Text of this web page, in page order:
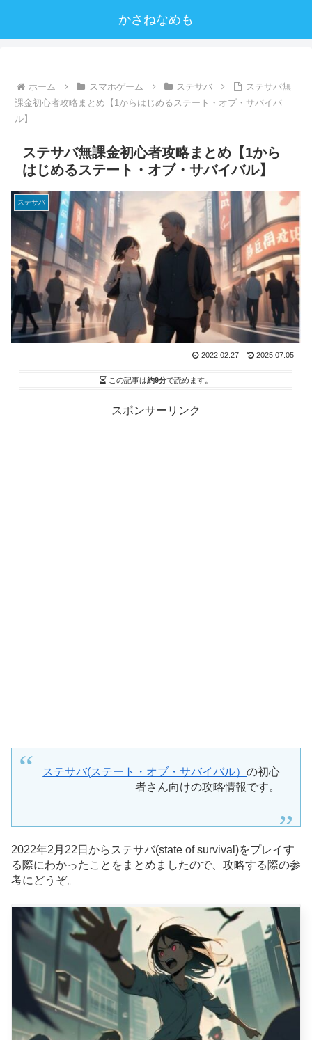
かさねなめも
ホーム スマホゲーム ステサバ
ステサバ無
課金初心者攻略まとめ【1からはじめるステート・オブ・サバイバ
ル】
ステサバ無課金初心者攻略まとめ【1から
はじめるステート・オブ・サバイバル】
ステサバ
2022.02.27 2025.07.05
この記事は約9分で読めます。
スポンサーリンク
ステサバ(ステート・オブ・サバイバル）の初心
者さん向けの攻略情報です。
2022年2月22日からステサバ(state of survival)をプレイす
る際にわかったことをまとめましたので、攻略する際の参
考にどうぞ。